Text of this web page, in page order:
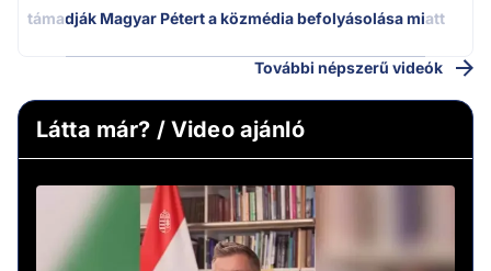
támadják Magyar Pétert a közmédia befolyásolása miatt
További népszerű videók
Látta már? / Video ajánló